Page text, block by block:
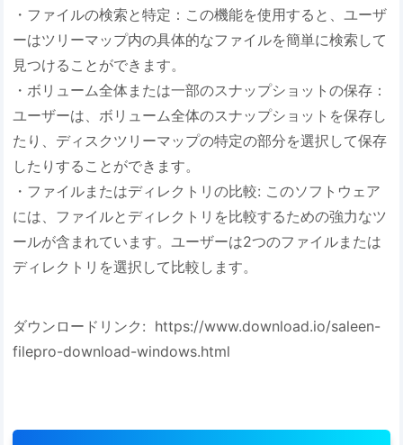
・ファイルの検索と特定：この機能を使用すると、ユーザ
ーはツリーマップ内の具体的なファイルを簡単に検索して
見つけることができます。
・ボリューム全体または一部のスナップショットの保存：
ユーザーは、ボリューム全体のスナップショットを保存し
たり、ディスクツリーマップの特定の部分を選択して保存
したりすることができます。
・ファイルまたはディレクトリの比較: このソフトウェア
には、ファイルとディレクトリを比較するための強力なツ
ールが含まれています。ユーザーは2つのファイルまたは
ディレクトリを選択して比較します。
ダウンロードリンク: https://www.download.io/saleen-
filepro-download-windows.html